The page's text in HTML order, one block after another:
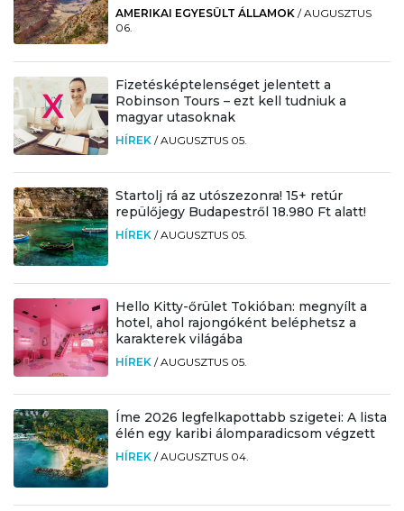
AMERIKAI EGYESÜLT ÁLLAMOK /AUGUSZTUS
06.
Fizetésképtelenséget jelentett a
Robinson Tours – ezt kell tudniuk a
magyar utasoknak
HÍREK /AUGUSZTUS 05.
Startolj rá az utószezonra! 15+ retúr
repülőjegy Budapestről 18.980 Ft alatt!
HÍREK /AUGUSZTUS 05.
Hello Kitty-őrület Tokióban: megnyílt a
hotel, ahol rajongóként beléphetsz a
karakterek világába
HÍREK /AUGUSZTUS 05.
Íme 2026 legfelkapottabb szigetei: A lista
élén egy karibi álomparadicsom végzett
HÍREK /AUGUSZTUS 04.